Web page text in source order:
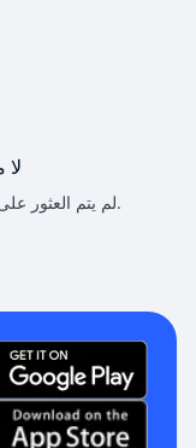
لم يتم العثور على مقالات مطابقة للبحث الذي تم تحديده.